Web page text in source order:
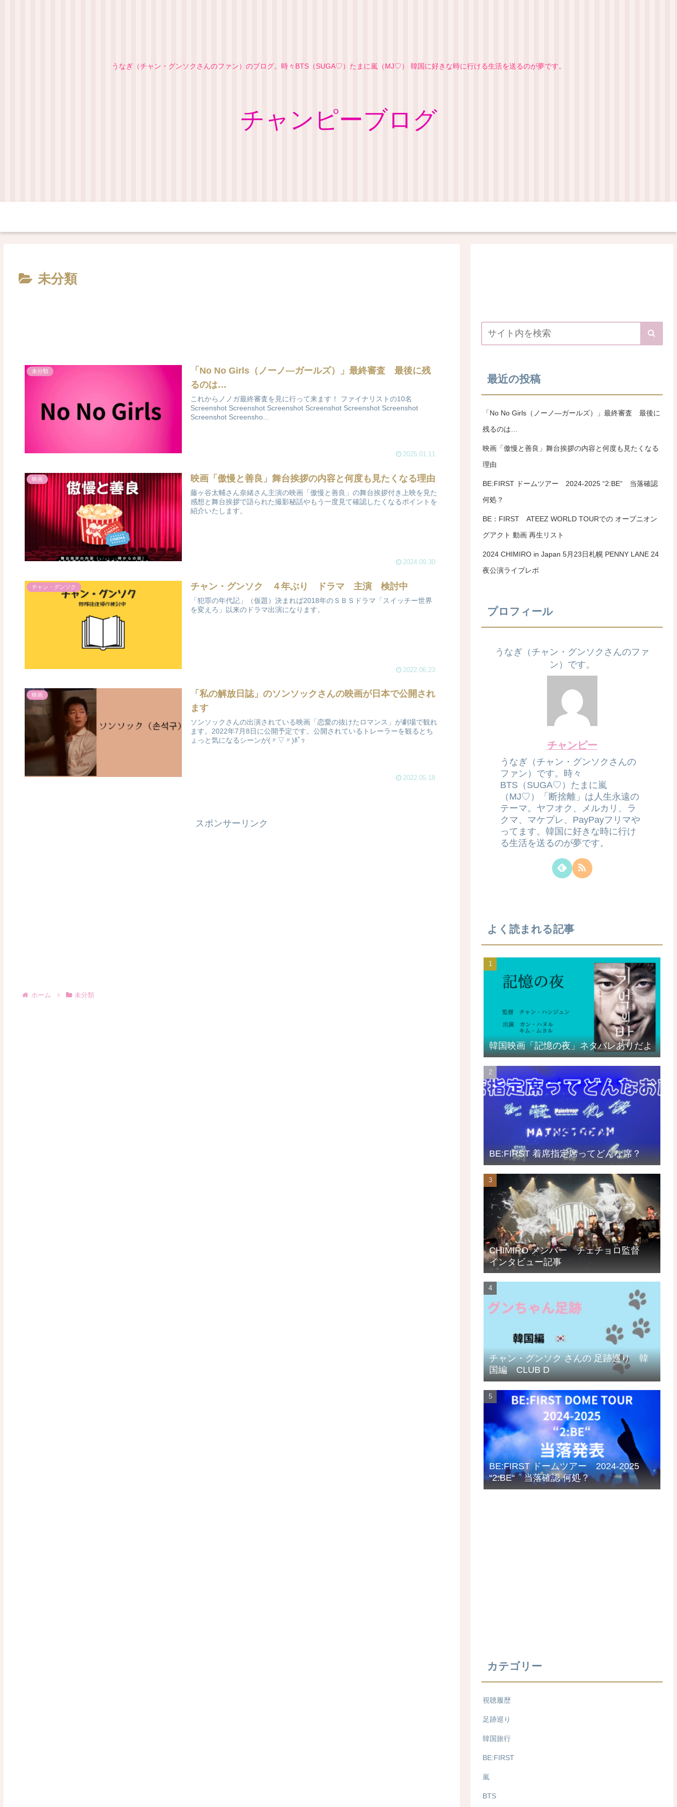
うなぎ（チャン・グンソクさんのファン）のブログ。時々BTS（SUGA♡）たまに嵐（MJ♡） 韓国に好きな時に行ける生活を送るのが夢です。
チャンピーブログ
未分類
未分類
「No No Girls（ノーノ―ガールズ）」最終審査 最後に残
るのは…
これからノノガ最終審査を見に行って来ます！ ファイナリストの10名
Screenshot Screenshot Screenshot Screenshot Screenshot Screenshot
Screenshot Screensho...
2025.01.11
映画 映画「傲慢と善良」舞台挨拶の内容と何度も見たくなる理由
藤ヶ谷太輔さん奈緒さん主演の映画「傲慢と善良」の舞台挨拶付き上映を見た
感想と舞台挨拶で語られた撮影秘話やもう一度見て確認したくなるポイントを
紹介いたします。
2024.09.30
チャン・グンソク チャン・グンソク ４年ぶり ドラマ 主演 検討中
「犯罪の年代記」（仮題）決まれば2018年のＳＢＳドラマ「スイッチー世界
を変えろ」以来のドラマ出演になります。
2022.06.23
映画
「私の解放日誌」のソンソックさんの映画が日本で公開され
ます
ソンソックさんの出演されている映画「恋愛の抜けたロマンス」が劇場で観れ
ます。2022年7月8日に公開予定です。公開されているトレーラーを観るとち
ょっと気になるシーンが(〃▽〃)ﾎﾟｯ
2022.05.18
スポンサーリンク
ホーム 未分類
最近の投稿
「No No Girls（ノーノ―ガールズ）」最終審査 最後に
残るのは…
映画「傲慢と善良」舞台挨拶の内容と何度も見たくなる
理由
BE:FIRST ドームツアー 2024-2025 “2:BE“ 当落確認
何処？
BE：FIRST ATEEZ WORLD TOURでの オープニオン
グアクト 動画 再生リスト
2024 CHIMIRO in Japan 5月23日札幌 PENNY LANE 24
夜公演ライブレポ
プロフィール
うなぎ（チャン・グンソクさんのファ
ン）です。
チャンピー
うなぎ（チャン・グンソクさんの
ファン）です。時々
BTS（SUGA♡）たまに嵐
（MJ♡）「断捨離」は人生永遠の
テーマ。ヤフオク、メルカリ、ラ
クマ、マケプレ、PayPayフリマや
ってます。韓国に好きな時に行け
る生活を送るのが夢です。
よく読まれる記事
韓国映画「記憶の夜」ネタバレありだよ
BE:FIRST 着席指定席ってどんな席？
CHIMIRO メンバー チェチョロ監督
インタビュー記事
チャン・グンソク さんの 足跡巡り 韓
国編 CLUB D
BE:FIRST ドームツアー 2024-2025
“2:BE“ 当落確認 何処？
カテゴリー
視聴履歴
足跡巡り
韓国旅行
BE:FIRST
嵐
BTS